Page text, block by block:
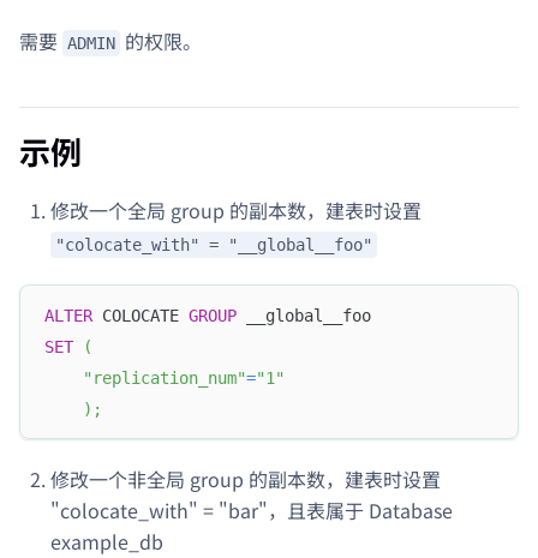
需要 ADMIN 的权限。
示例
修改一个全局 group 的副本数，建表时设置
"colocate_with" = "__global__foo"
ALTER COLOCATE GROUP __global__foo
SET
(
"replication_num"="1"
) ;
修改一个非全局 group 的副本数，建表时设置
"colocate_with" = "bar"，且表属于 Database
example_db